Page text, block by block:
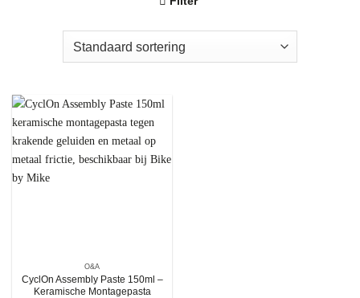
O&A
CyclOn Assembly Paste 150ml –
Keramische Montagepasta